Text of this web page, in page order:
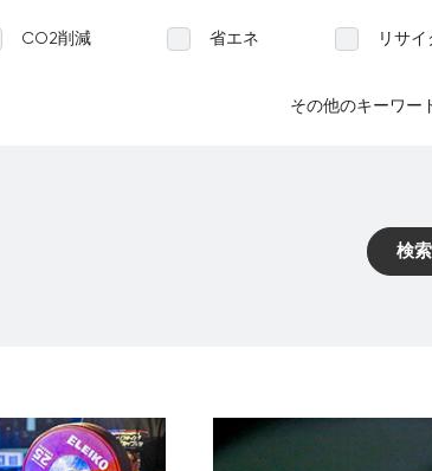
CO2削減 省エネ リサ
その他のキーワー
検